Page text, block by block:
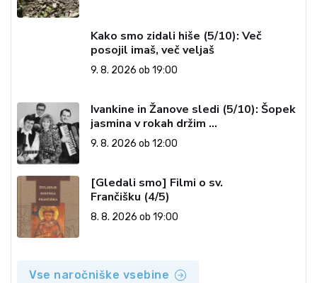
Kako smo zidali hiše (5/10): Več
posojil imaš, več veljaš
9. 8. 2026 ob 19:00
Ivankine in Žanove sledi (5/10): Šopek
jasmina v rokah držim …
9. 8. 2026 ob 12:00
[Gledali smo] Filmi o sv.
Frančišku (4/5)
8. 8. 2026 ob 19:00
Vse naročniške vsebine